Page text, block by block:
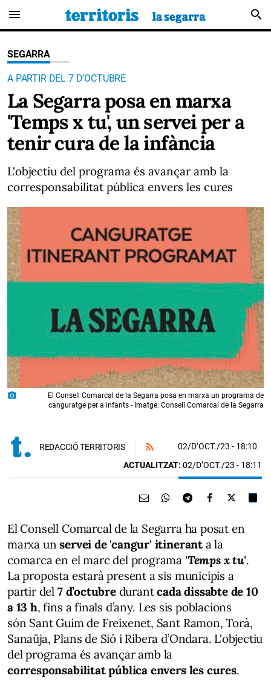
menu search
SEGARRA
A PARTIR DEL 7 D’OCTUBRE
La Segarra posa en marxa
'Temps x tu', un servei per a
tenir cura de la infància
L'objectiu del programa és avançar amb la
corresponsabilitat pública envers les cures
photo_camera
El Consell Comarcal de la Segarra posa en marxa un programa de
canguratge per a infants - Imatge: Consell Comarcal de la Segarra
REDACCIÓ TERRITORIS 02/D’OCT./23 - 18:10
ACTUALITZAT: 02/D’OCT./23 - 18:11
El Consell Comarcal de la Segarra ha posat en
marxa unservei de 'cangur' itinerant a la
comarca en el marc del programa 'Temps x tu'.
La proposta estarà present a sis municipis a
partir del 7 d’octubredurantcada dissabte de 10
a 13 h, fins a finals d’any. Les sis poblacions
són Sant Guim de Freixenet, Sant Ramon, Torà,
Sanaüja, Plans de Sió i Ribera d’Ondara. L'objectiu
del programa és avançar amb la
corresponsabilitat pública envers les cures.